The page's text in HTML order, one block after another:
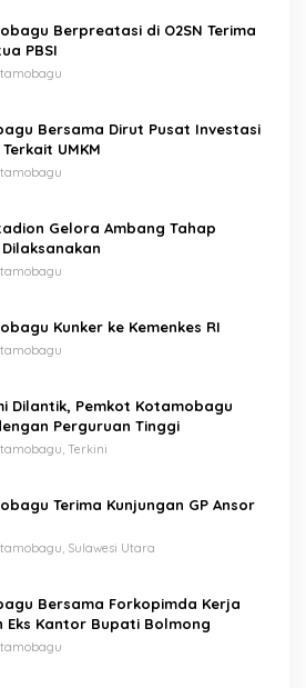
Berpreatasi di O2SN Terima
PBSI
Bersama Dirut Pusat Investasi
UMKM
Gelora Ambang Tahap
Kunker ke Kemenkes RI
Dilantik, Pemkot Kotamobagu
Perguruan Tinggi
Terkini
Terima Kunjungan GP Ansor
Sulawesi Utara
Bersama Forkopimda Kerja
Eks Kantor Bupati Bolmong